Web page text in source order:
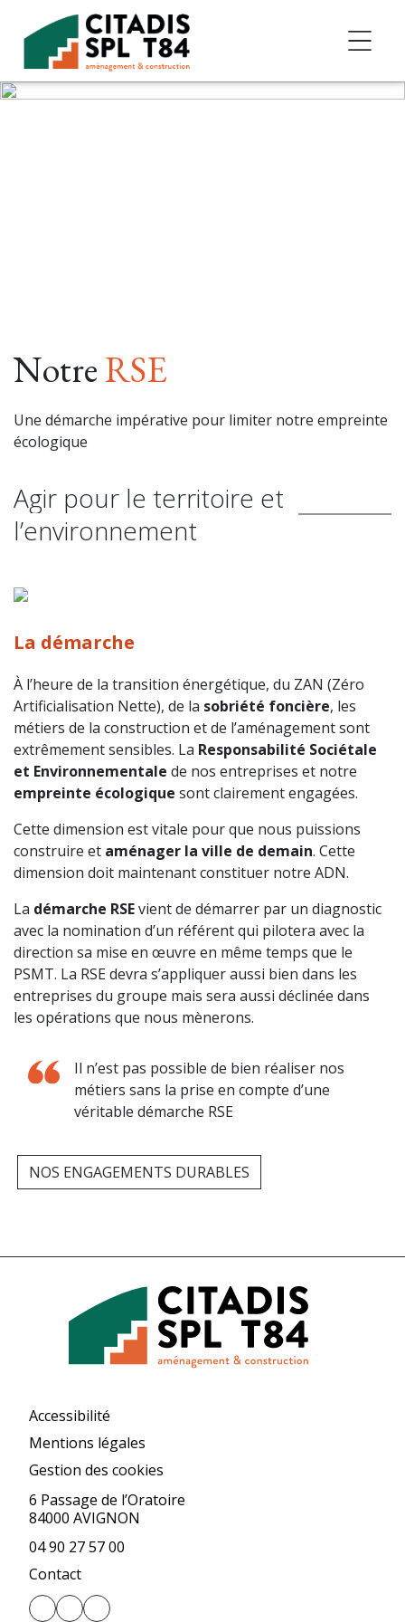
Accéder au contenu
NotreRSE
Une démarche impérative pour limiter notre empreinte
écologique
Agir pour le territoire et
l’environnement
La démarche
À l’heure de la transition énergétique, du ZAN (Zéro
Artificialisation Nette), de la sobriété foncière, les
métiers de la construction et de l’aménagement sont
extrêmement sensibles. La Responsabilité Sociétale
et Environnementale de nos entreprises et notre
empreinte écologique sont clairement engagées.
Cette dimension est vitale pour que nous puissions
construire et aménager la ville de demain. Cette
dimension doit maintenant constituer notre ADN.
La démarche RSEvient de démarrer par un diagnostic
avec la nomination d’un référent qui pilotera avec la
direction sa mise en œuvre en même temps que le
PSMT. La RSE devra s’appliquer aussi bien dans les
entreprises du groupe mais sera aussi déclinée dans
les opérations que nous mènerons.
Il n’est pas possible de bien réaliser nos
métiers sans la prise en compte d’une
véritable démarche RSE
NOS ENGAGEMENTS DURABLES
Accessibilité
Mentions légales
Gestion des cookies
6 Passage de l’Oratoire
84000 AVIGNON
04 90 27 57 00
Contact